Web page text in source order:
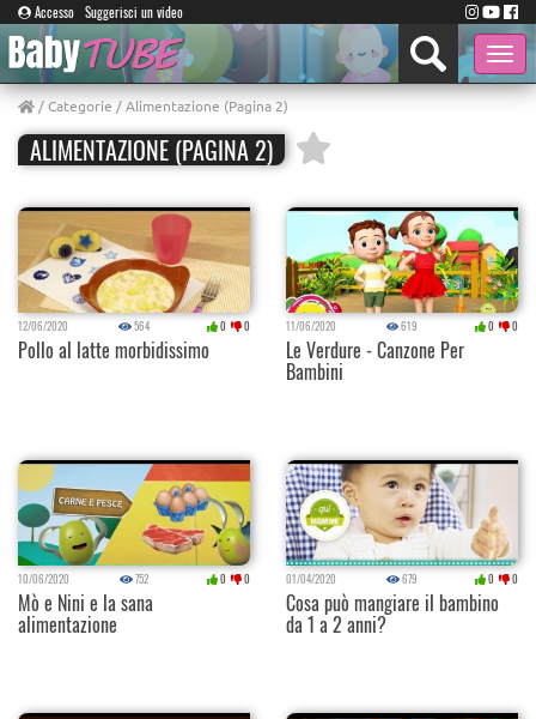
Accesso Suggerisci un video
Toggle
/Categorie / Alimentazione (Pagina 2)
ALIMENTAZIONE (PAGINA 2)
12/06/2020 564 0 0
Pollo al latte morbidissimo
11/06/2020 619 0 0
Le Verdure - Canzone Per
Bambini
10/06/2020 752 0 0
Mò e Nini e la sana
alimentazione
01/04/2020 679 0 0
Cosa può mangiare il bambino
da 1 a 2 anni?